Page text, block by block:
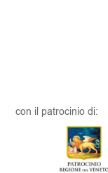
con il patrocinio di: